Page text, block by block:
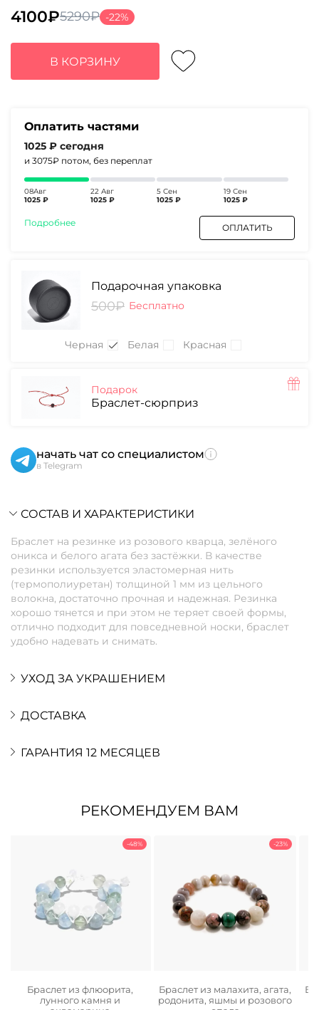
5290₽
Первоначальная
цена
составляла
5290₽.
4100₽
Текущая
цена:
4100₽.
-22%
В КОРЗИНУ
Оплатить частями
1025 ₽ сегодня
и 3075₽ потом, без переплат
08Авг
1025 ₽
22 Авг
1025 ₽
5 Сен
1025 ₽
19 Сен
1025 ₽
Подробнее ОПЛАТИТЬ
Подарочная упаковка
500₽ Бесплатно
Черная Белая Красная
Подарок
Браслет-сюрприз
начать чат со специалистом
в Telegram
СОСТАВ И ХАРАКТЕРИСТИКИ
Браслет на резинке из розового кварца, зелёного
оникса и белого агата без застёжки. В качестве
резинки используется эластомерная нить
(термополиуретан) толщиной 1 мм из цельного
волокна, достаточно прочная и надежная. Резинка
хорошо тянется и при этом не теряет своей формы,
отлично подходит для повседневной носки, браслет
удобно надевать и снимать.
УХОД ЗА УКРАШЕНИЕМ
ДОСТАВКА
ГАРАНТИЯ 12 МЕСЯЦЕВ
РЕКОМЕНДУЕМ ВАМ
-48%
Браслет из флюорита,
лунного камня и
-23%
Браслет из малахита, агата,
родонита, яшмы и розового